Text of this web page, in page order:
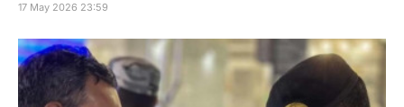
17 May 2026 23:59